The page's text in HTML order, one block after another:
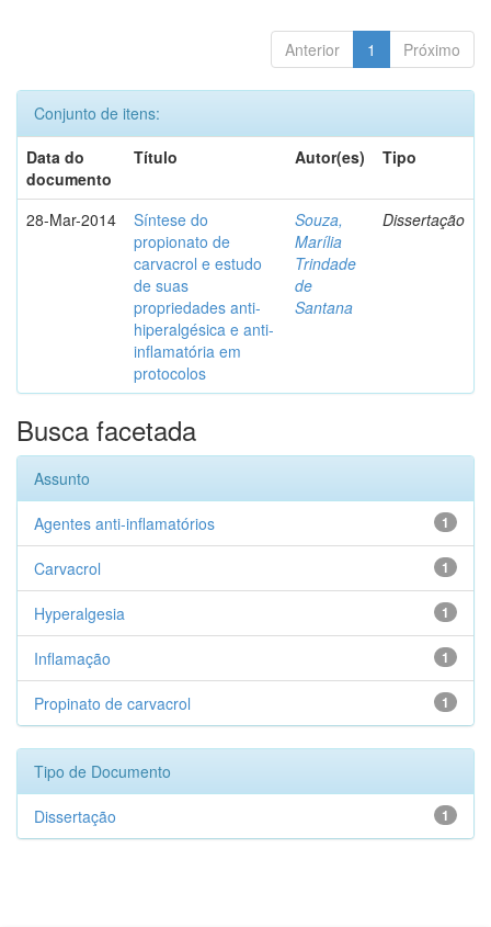
Anterior 1 Próximo
Conjunto de itens:
Data do
documento
Título Autor(es) Tipo
28-Mar-2014
Síntese do
propionato de
carvacrol e estudo
de suas
propriedades anti-
hiperalgésica e anti-
inflamatória em
protocolos
Souza,
Marília
Trindade
de
Santana
Dissertação
Busca facetada
Assunto
1
Agentes anti-inflamatórios
1
Carvacrol
1
Hyperalgesia
1
Inflamação
1
Propinato de carvacrol
Tipo de Documento
1
Dissertação